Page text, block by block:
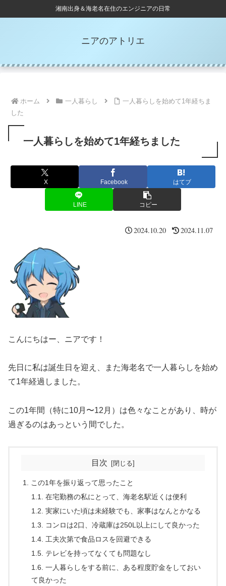
湘南出身＆海老名在住のエンジニアの日常
ニアのアトリエ
ホーム 一人暮らし
一人暮らしを始めて1年経ちま
した
一人暮らしを始めて1年経ちました
X Facebook はてブ
LINE コピー
2024.10.20 2024.11.07
こんにちはー、ニアです！
先日に私は誕生日を迎え、また海老名で一人暮らしを始め
て1年経過しました。
この1年間（特に10月〜12月）は色々なことがあり、時が
過ぎるのはあっという間でした。
目次
1. この1年を振り返って思ったこと
1.1. 在宅勤務の私にとって、海老名駅近くは便利
1.2. 実家にいた頃は未経験でも、家事はなんとかなる
1.3. コンロは2口、冷蔵庫は250L以上にして良かった
1.4. 工夫次第で食品ロスを回避できる
1.5. テレビを持ってなくても問題なし
1.6. 一人暮らしをする前に、ある程度貯金をしておい
て良かった